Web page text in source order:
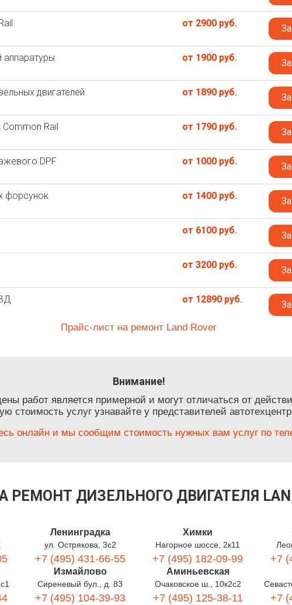
от 2900 руб.
аппаратуры от 1900 руб.
двигателей от 1890 руб.
Rail от 1790 руб.
DPF от 1000 руб.
форсунок от 1400 руб.
от 6100 руб.
от 3200 руб.
от 12890 руб.
Прайс-лист на ремонт Land Rover
Внимание!
работ является примерной и могут отличаться от
стоимость услуг узнавайте у представителей
онлайн и мы сообщим стоимость нужных вам услуг по
РЕМОНТ ДИЗЕЛЬНОГО ДВИГАТЕЛЯ
Ленинградка
ул. Острякова, 3с2
+7 (495) 431-66-55
Химки
Нагорное шоссе, 2к11
+7 (495) 182-09-99 +7
Измайлово
Сиреневый бул., д. 83
+7 (495) 104-39-93
Аминьевская
Очаковское ш., 10к2с2
+7 (495) 125-38-11 +7